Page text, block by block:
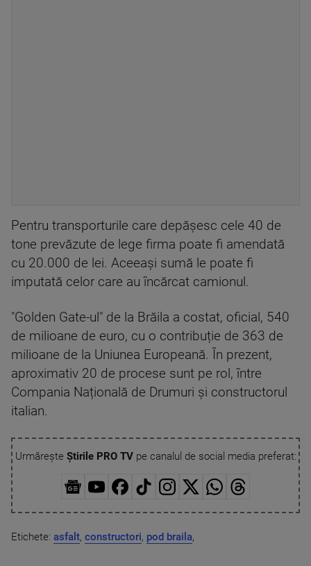
Pentru transporturile care depășesc cele 40 de
tone prevăzute de lege firma poate fi amendată
cu 20.000 de lei. Aceeași sumă le poate fi
imputată celor care au încărcat camionul.
"Golden Gate-ul" de la Brăila a costat, oficial, 540
de milioane de euro, cu o contribuție de 363 de
milioane de la Uniunea Europeană. În prezent,
aproximativ 20 de procese sunt pe rol, între
Compania Națională de Drumuri și constructorul
italian.
Urmărește Știrile PRO TVpe canalul de social media preferat:
Etichete: asfalt, constructori, pod braila,